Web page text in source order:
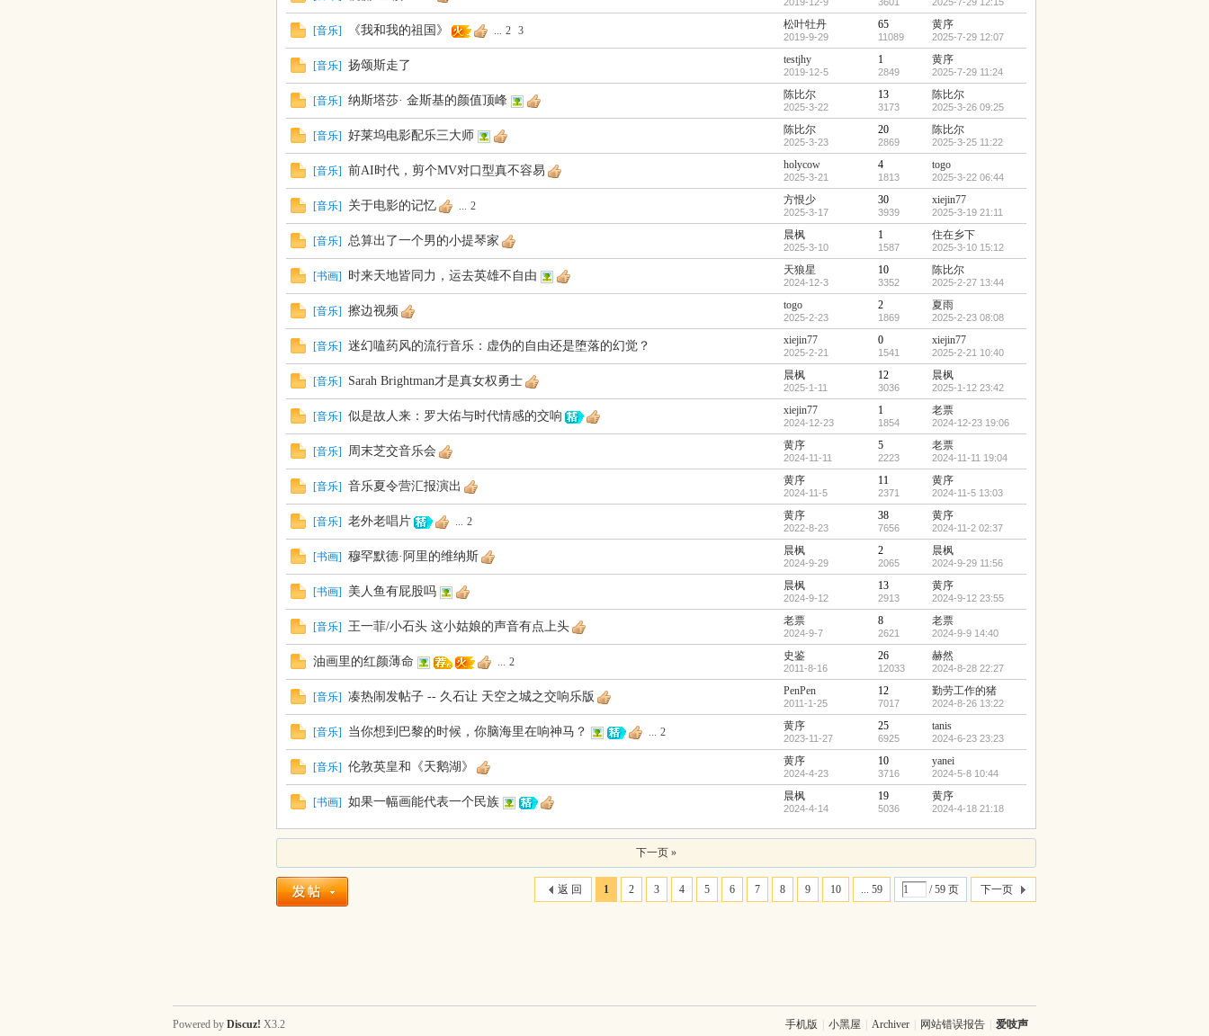
[音乐] 《我和我的祖国》 ... 2 3 松叶牡丹
2019-9-29
65
11089
黄序
2025-7-29 12:07
[音乐] 扬颂斯走了 testjhy
2019-12-5
1
2849
黄序
2025-7-29 11:24
[音乐] 纳斯塔莎· 金斯基的颜值顶峰 陈比尔
2025-3-22
13
3173
陈比尔
2025-3-26 09:25
[音乐] 好莱坞电影配乐三大师 陈比尔
2025-3-23
20
2869
陈比尔
2025-3-25 11:22
[音乐] 前AI时代，剪个MV对口型真不容易 holycow
2025-3-21
4
1813
togo
2025-3-22 06:44
[音乐] 关于电影的记忆 ... 2 方恨少
2025-3-17
30
3939
xiejin77
2025-3-19 21:11
[音乐] 总算出了一个男的小提琴家 晨枫
2025-3-10
1
1587
住在乡下
2025-3-10 15:12
[书画] 时来天地皆同力，运去英雄不自由 天狼星
2024-12-3
10
3352
陈比尔
2025-2-27 13:44
[音乐] 擦边视频 togo
2025-2-23
2
1869
夏雨
2025-2-23 08:08
[音乐] 迷幻嗑药风的流行音乐：虚伪的自由还是堕落的幻觉？ xiejin77
2025-2-21
0
1541
xiejin77
2025-2-21 10:40
[音乐] Sarah Brightman才是真女权勇士 晨枫
2025-1-11
12
3036
晨枫
2025-1-12 23:42
[音乐] 似是故人来：罗大佑与时代情感的交响 xiejin77
2024-12-23
1
1854
老票
2024-12-23 19:06
[音乐] 周末芝交音乐会 黄序
2024-11-11
5
2223
老票
2024-11-11 19:04
[音乐] 音乐夏令营汇报演出 黄序
2024-11-5
11
2371
黄序
2024-11-5 13:03
[音乐] 老外老唱片 ... 2 黄序
2022-8-23
38
7656
黄序
2024-11-2 02:37
[书画] 穆罕默德·阿里的维纳斯 晨枫
2024-9-29
2
2065
晨枫
2024-9-29 11:56
[书画] 美人鱼有屁股吗 晨枫
2024-9-12
13
2913
黄序
2024-9-12 23:55
[音乐] 王一菲/小石头 这小姑娘的声音有点上头 老票
2024-9-7
8
2621
老票
2024-9-9 14:40
油画里的红颜薄命 ... 2 史鉴
2011-8-16
26
12033
赫然
2024-8-28 22:27
[音乐] 凑热闹发帖子 -- 久石让 天空之城之交响乐版 PenPen
2011-1-25
12
7017
勤劳工作的猪
2024-8-26 13:22
[音乐] 当你想到巴黎的时候，你脑海里在响神马？ ... 2 黄序
2023-11-27
25
6925
tanis
2024-6-23 23:23
[音乐] 伦敦英皇和《天鹅湖》 黄序
2024-4-23
10
3716
yanei
2024-5-8 10:44
[书画] 如果一幅画能代表一个民族 晨枫
2024-4-14
19
5036
黄序
2024-4-18 21:18
下一页 »
1 2 3 4 5 6 7 8 9 10 ... 59 / 59 页 下一页
返 回
手机版 小黑屋 Archiver 网站错误报告 爱吱声
Powered by Discuz! X3.2